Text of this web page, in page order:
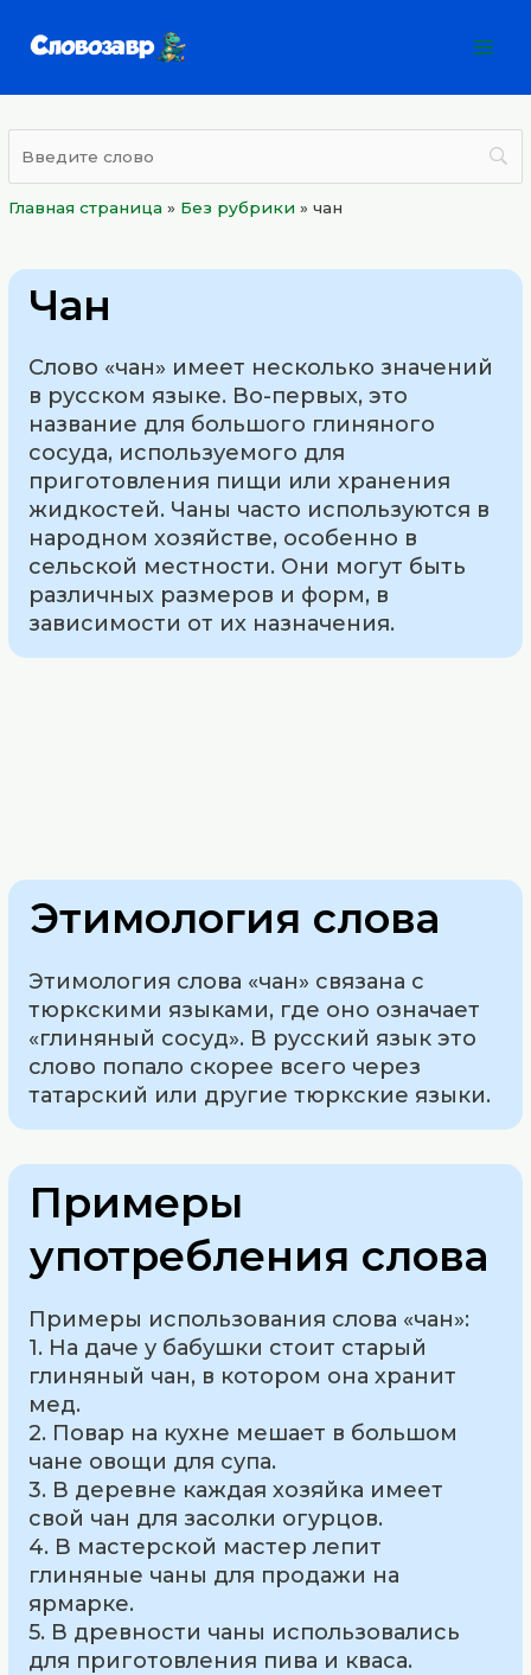
Главная страница » Без рубрики »чан
Чан
Слово «чан» имеет несколько значений
в русском языке. Во-первых, это
название для большого глиняного
сосуда, используемого для
приготовления пищи или хранения
жидкостей. Чаны часто используются в
народном хозяйстве, особенно в
сельской местности. Они могут быть
различных размеров и форм, в
зависимости от их назначения.
Этимология слова
Этимология слова «чан» связана с
тюркскими языками, где оно означает
«глиняный сосуд». В русский язык это
слово попало скорее всего через
татарский или другие тюркские языки.
Примеры
употребления слова
Примеры использования слова «чан»:
1. На даче у бабушки стоит старый
глиняный чан, в котором она хранит
мед.
2. Повар на кухне мешает в большом
чане овощи для супа.
3. В деревне каждая хозяйка имеет
свой чан для засолки огурцов.
4. В мастерской мастер лепит
глиняные чаны для продажи на
ярмарке.
5. В древности чаны использовались
для приготовления пива и кваса.